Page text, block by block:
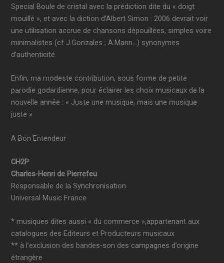
Special Boule de cristal avec la prédiction dite du « doigt
mouillé », et avec la diction d’Albert Simon : 2006 devrait voir
une utilisation accrue de chansons dépouillées, simples voire
minimalistes (cf J.Gonzales ; A.Mann…) synonymes
d’authenticité.
Enfin, ma modeste contribution, sous forme de petite
parodie godardienne, pour éclairer les choix musicaux de la
nouvelle année : « Juste une musique, mais une musique
juste »
A Bon Entendeur
CH2P
Charles-Henri de Pierrefeu
Responsable de la Synchronisation
Universal Music France
* musiques dites aussi « du commerce »,appartenant aux
catalogues des Editeurs et Producteurs musicaux
** à l’exclusion des bandes-son des campagnes d’origine
étrangère